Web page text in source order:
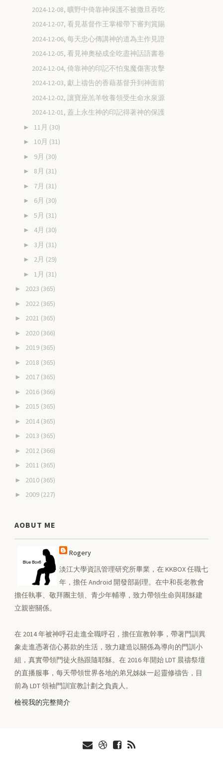
2024-12-08, 曠野中倚靠神保護不被撒旦吞吃
2024-12-07, 看見基督作王掌權帶下審判賞賜
2024-12-06, 每天忠心傳講神的道為主作見證
2024-12-05, 看見神奧秘成全吃盡神話語書卷
2024-12-04, 倚靠神的印記不怕鬼魔傷害攻擊
2024-12-03, 獻上禱告的香藉基督升到神面前
2024-12-02, 讓寶座羔羊牧養領受生命水泉源
2024-12-01, 蓋上永生神的印記得著神的保護
► 11月 (30)
► 10月 (31)
► 9月 (30)
► 8月 (31)
► 7月 (31)
► 6月 (30)
► 5月 (31)
► 4月 (30)
► 3月 (31)
► 2月 (29)
► 1月 (31)
► 2023 (365)
► 2022 (365)
► 2021 (365)
► 2020 (366)
► 2019 (365)
► 2018 (365)
► 2017 (365)
► 2016 (366)
► 2015 (365)
► 2014 (365)
► 2013 (365)
► 2012 (366)
► 2011 (365)
► 2010 (365)
► 2009 (227)
AOBUT ME
Rogery
淡江大學資訊管理研究所畢業，在 KKBOX 任職七
年，擔任 Android 開發部副理。在中和長老教會
擔任執事、敬拜團主領、青少年輔導，致力帶領生命與耶穌建
立親密關係。
在 2014 年被神呼召走進全職呼召，擔任宣教幹事，帶著門訓異
象走進憑著信心募款的生活，致力建造以關係為導向的門訓小
組，真實帶領門徒火熱跟隨耶穌。在 2016 年開始 LDT 晨禱祭壇
的直播服事，每天帶領世界各地的弟兄姊妹一起靈修禱告，目
前為 LDT 領袖門訓宣教計劃之負責人。
檢視我的完整簡介